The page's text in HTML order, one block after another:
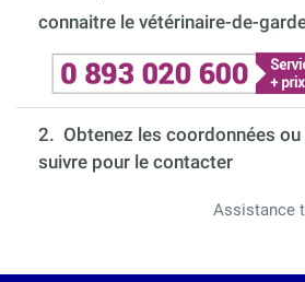
connaitre le vétérinaire-de-
2. Obtenez les coordonnées ou
suivre pour le contacter
Assistance